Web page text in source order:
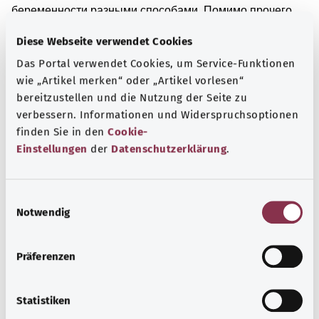
Diese Webseite verwendet Cookies
Das Portal verwendet Cookies, um Service-Funktionen
wie „Artikel merken“ oder „Artikel vorlesen“
bereitzustellen und die Nutzung der Seite zu
verbessern. Informationen und Widerspruchsoptionen
finden Sie in den Cookie-
Einstellungen der Datenschutzerklärung.
Notwendig
Präferenzen
Statistiken
беременности разными способами. Помимо прочего,
попадающие в матку во время секса. Это затрудняет
оплодотворение яйцеклетки. Кроме того,
выделяющиеся из спирали вещества воздействуют на
слизистую оболочку матки. В этом случае
оплодотворенной яйцеклетке сложнее
имплантироваться в стенку матки.
Предоставлено некоммерческой организацией Was